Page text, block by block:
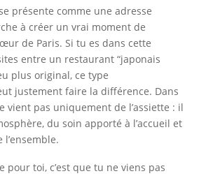
présente comme une adresse
à créer un vrai moment de
de Paris. Si tu es dans cette
entre un restaurant “japonais
plus original, ce type
justement faire la différence. Dans
vient pas uniquement de l’assiette : il
du soin apporté à l’accueil et
pour toi, c’est que tu ne viens pas